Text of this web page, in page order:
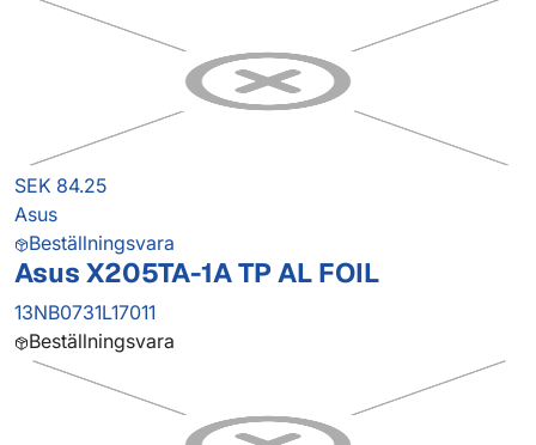
SEK 84.25
Asus
Beställningsvara
Asus X205TA-1A TP AL FOIL
13NB0731L17011
Beställningsvara